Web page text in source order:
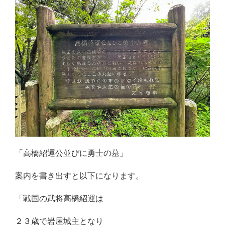
「高橋紹運公並びに勇士の墓」
案内を書き出すと以下になります。
「戦国の武将高橋紹運は
２３歳で岩屋城主となり